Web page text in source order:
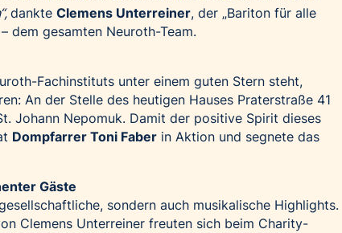
dankte Clemens Unterreiner, der „Bariton für alle
dem gesamten Neuroth-Team.
Fachinstituts unter einem guten Stern steht,
An der Stelle des heutigen Hauses Praterstraße 41
Johann Nepomuk. Damit der positive Spirit dieses
Dompfarrer Toni Faber in Aktion und segnete das
Gäste
sondern auch musikalische Highlights.
Clemens Unterreiner freuten sich beim Charity-